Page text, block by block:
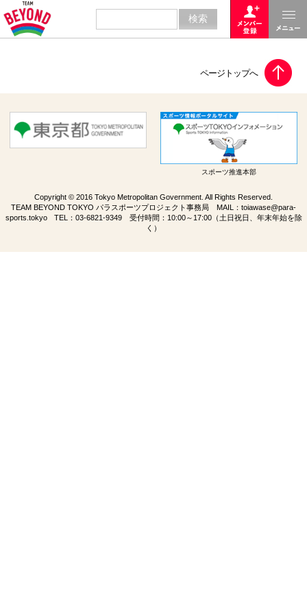
スポーツ推進本部
Copyright © 2016 Tokyo Metropolitan Government. All Rights Reserved.
TEAM BEYOND TOKYO パラスポーツプロジェクト事務局 MAIL： toiawase@para-
sports.tokyoTEL： 03-6821-9349受付時間：10:00～17:00（土日祝日、年末年始を除
く）